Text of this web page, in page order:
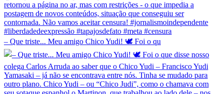
– Que triste... Meu amigo Chico Yudi! 🕊️ Foi o qu